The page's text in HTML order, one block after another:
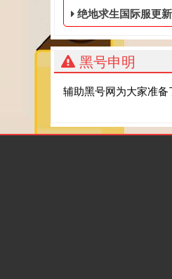
绝地求生国际服更新2.2版
黑号申明
辅助黑号网为大家准